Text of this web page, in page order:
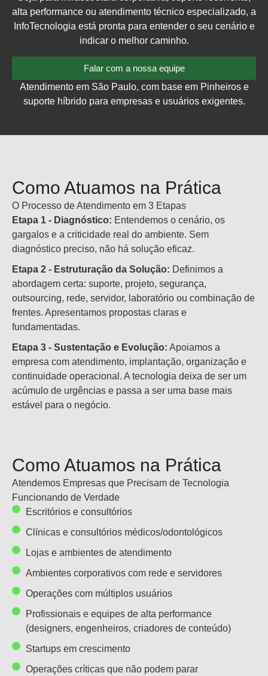
alta performance ou atendimento técnico especializado, a
InfoTecnologia está pronta para entender o seu cenário e
indicar o melhor caminho.
Falar com a nossa equipe
Atendimento em São Paulo, com base em Pinheiros e
suporte híbrido para empresas e usuários exigentes.
Como Atuamos na Prática
O Processo de Atendimento em 3 Etapas
Etapa 1 - Diagnóstico: Entendemos o cenário, os
gargalos e a criticidade real do ambiente. Sem
diagnóstico preciso, não há solução eficaz.
Etapa 2 - Estruturação da Solução: Definimos a
abordagem certa: suporte, projeto, segurança,
outsourcing, rede, servidor, laboratório ou combinação de
frentes. Apresentamos propostas claras e
fundamentadas.
Etapa 3 - Sustentação e Evolução: Apoiamos a
empresa com atendimento, implantação, organização e
continuidade operacional. A tecnologia deixa de ser um
acúmulo de urgências e passa a ser uma base mais
estável para o negócio.
Como Atuamos na Prática
Atendemos Empresas que Precisam de Tecnologia
Funcionando de Verdade
Escritórios e consultórios
Clínicas e consultórios médicos/odontológicos
Lojas e ambientes de atendimento
Ambientes corporativos com rede e servidores
Operações com múltiplos usuários
Profissionais e equipes de alta performance
(designers, engenheiros, criadores de conteúdo)
Startups em crescimento
Operações críticas que não podem parar